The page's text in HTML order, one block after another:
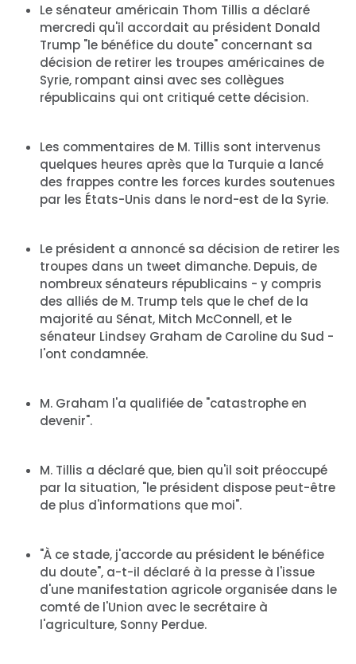
Le sénateur américain Thom Tillis a déclaré
mercredi qu'il accordait au président Donald
Trump "le bénéfice du doute" concernant sa
décision de retirer les troupes américaines de
Syrie, rompant ainsi avec ses collègues
républicains qui ont critiqué cette décision.
Les commentaires de M. Tillis sont intervenus
quelques heures après que la Turquie a lancé
des frappes contre les forces kurdes soutenues
par les États-Unis dans le nord-est de la Syrie.
Le président a annoncé sa décision de retirer les
troupes dans un tweet dimanche. Depuis, de
nombreux sénateurs républicains - y compris
des alliés de M. Trump tels que le chef de la
majorité au Sénat, Mitch McConnell, et le
sénateur Lindsey Graham de Caroline du Sud -
l'ont condamnée.
M. Graham l'a qualifiée de "catastrophe en
devenir".
M. Tillis a déclaré que, bien qu'il soit préoccupé
par la situation, "le président dispose peut-être
de plus d'informations que moi".
"À ce stade, j'accorde au président le bénéfice
du doute", a-t-il déclaré à la presse à l'issue
d'une manifestation agricole organisée dans le
comté de l'Union avec le secrétaire à
l'agriculture, Sonny Perdue.